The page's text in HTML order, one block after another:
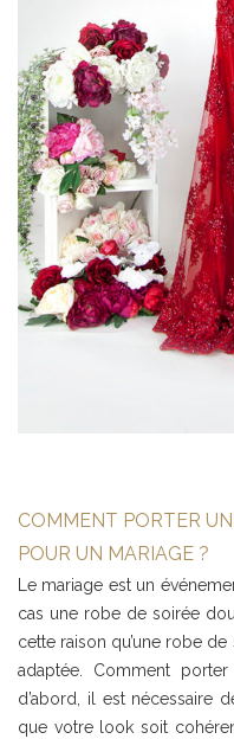
COMMENT PORTER
POUR UN MARIAGE ?
Le mariage est un
cas une robe de soirée
cette raison qu’une robe
adaptée. Comment
d’abord, il est nécessaire
que votre look soit